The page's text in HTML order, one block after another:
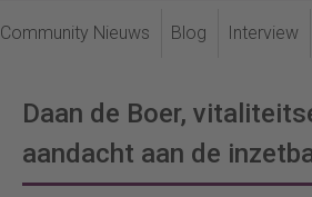
Community Nieuws Blog Interview
Daan de Boer,
aandacht aan de